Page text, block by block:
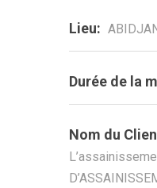
Lieu:
Durée de la
Nom du